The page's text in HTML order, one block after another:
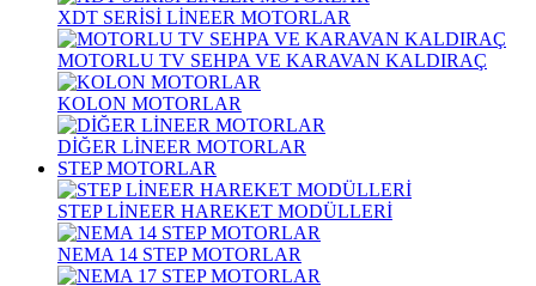
XDT SERİSİ LİNEER MOTORLAR
MOTORLU TV SEHPA VE KARAVAN KALDIRAÇ
KOLON MOTORLAR
DİĞER LİNEER MOTORLAR
STEP MOTORLAR
STEP LİNEER HAREKET MODÜLLERİ
NEMA 14 STEP MOTORLAR